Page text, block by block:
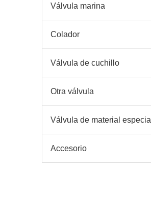
Válvula marina
Colador
Válvula de cuchillo
Otra válvula
Válvula de material especial
Accesorio